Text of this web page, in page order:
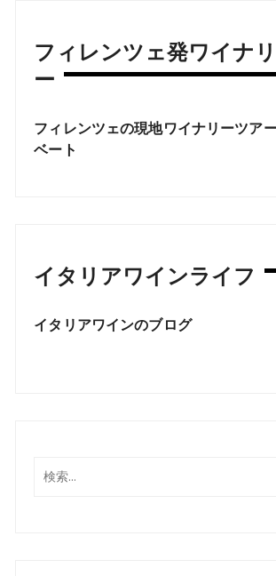
フィレンツェ発ワイナ
ー
フィレンツェの現地ワイナリーツア
ベート
イタリアワインライフ
イタリアワインのブログ